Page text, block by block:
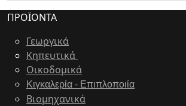
ΠΡΟΪΟΝΤΑ
Γεωργικά
Κηπευτικά
Οικοδομικά
Κιγκαλερία - Επιπλοποιία
Bιομηχανικά